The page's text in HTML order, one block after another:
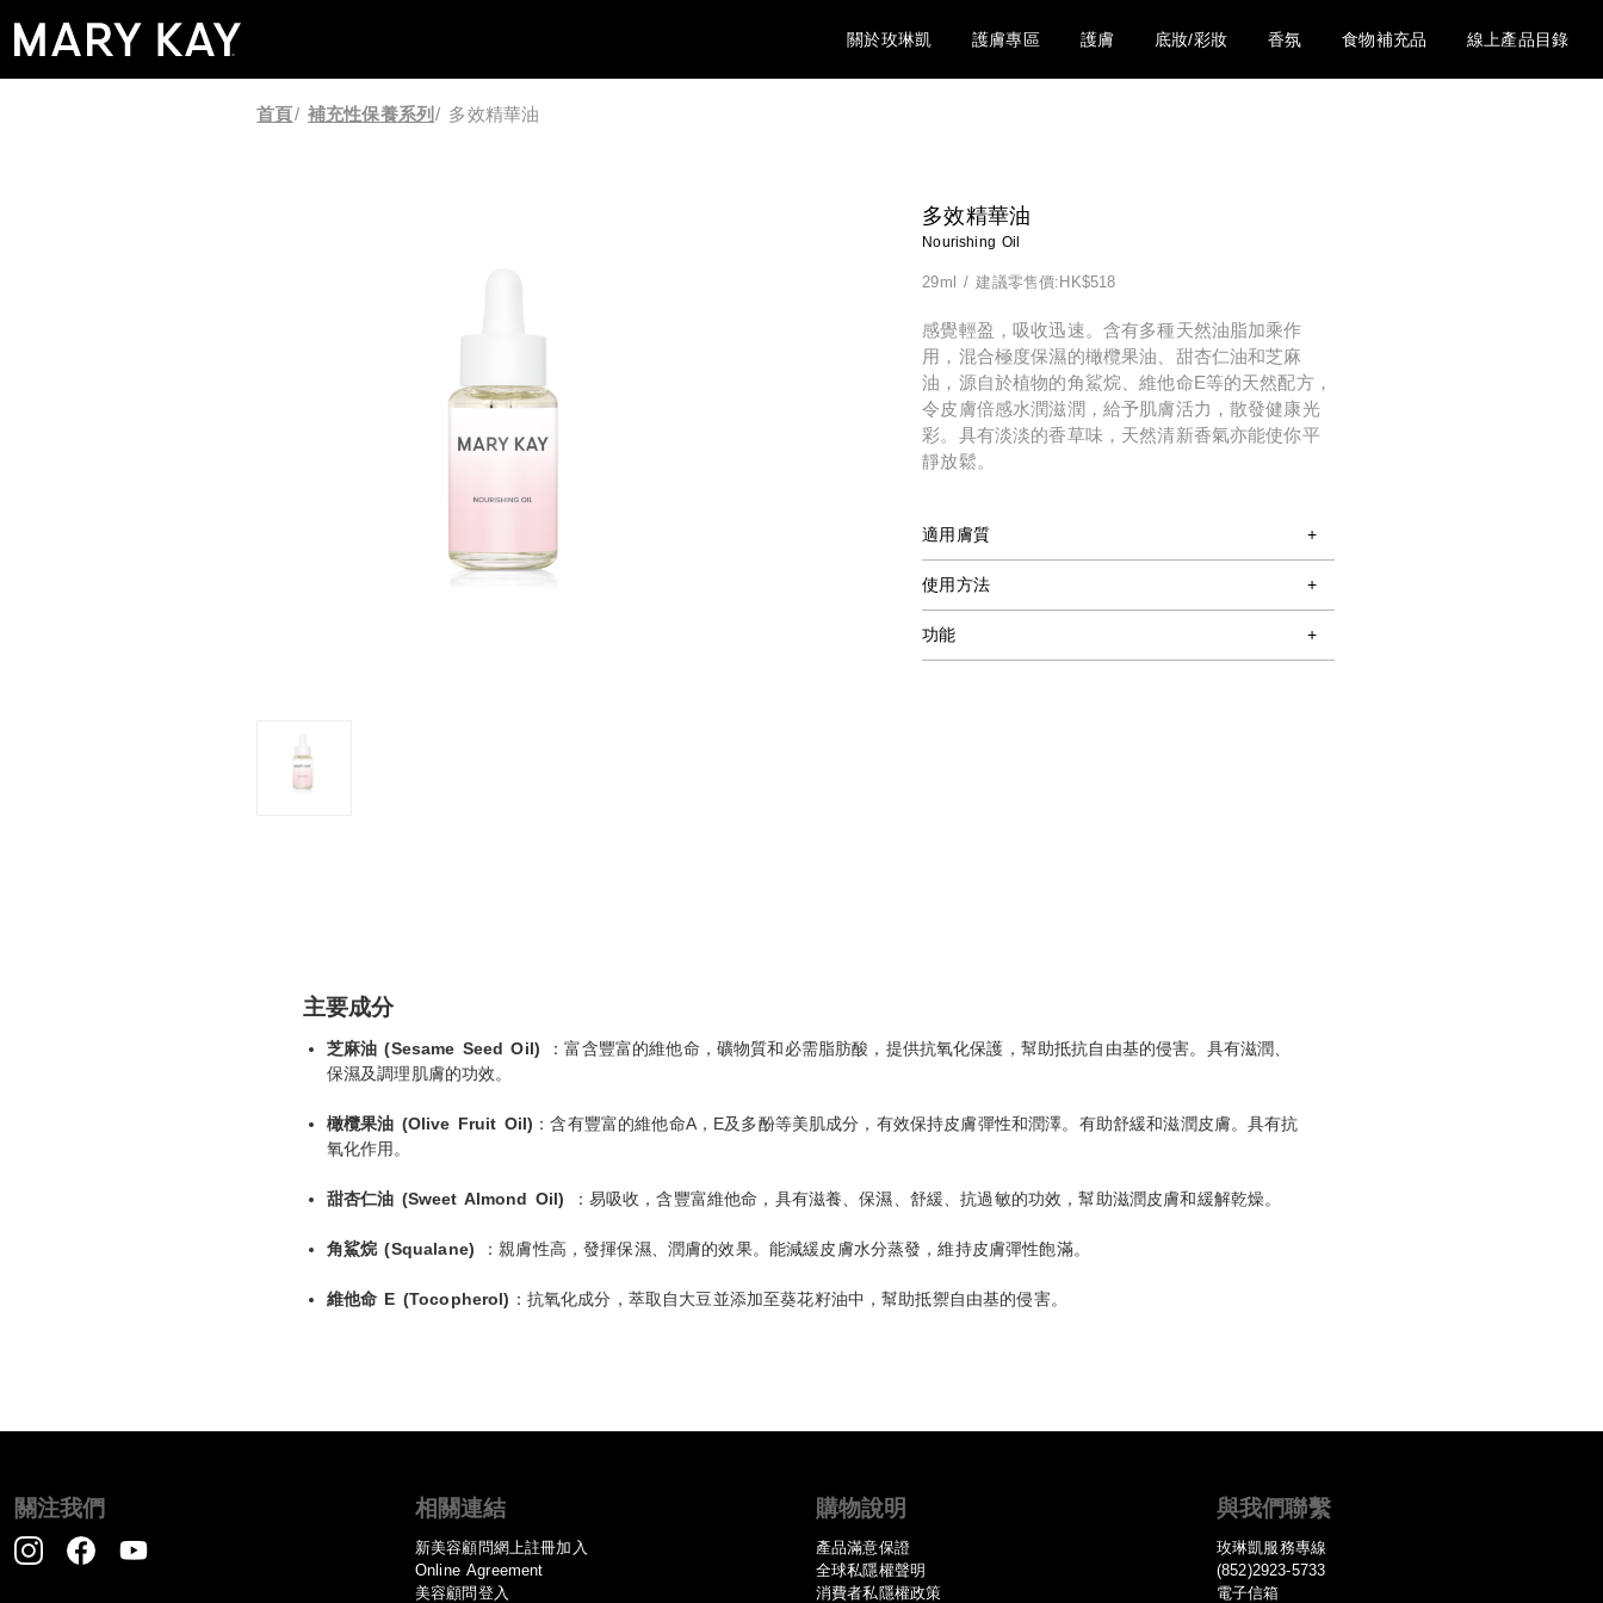
關於玫琳凱 護膚專區 護膚 底妝/彩妝 香氛 食物補充品 線上產品目錄
首頁/ 補充性保養系列 / 多效精華油
多效精華油
Nourishing Oil
29ml / 建議零售價:HK$518
感覺輕盈，吸收迅速。含有多種天然油脂加乘作
用，混合極度保濕的橄欖果油、甜杏仁油和芝麻
油，源自於植物的角鯊烷、維他命E等的天然配方，
令皮膚倍感水潤滋潤，給予肌膚活力，散發健康光
彩。具有淡淡的香草味，天然清新香氣亦能使你平
靜放鬆。
適用膚質
使用方法
功能
主要成分
芝麻油 (Sesame Seed Oil) ：富含豐富的維他命，礦物質和必需脂肪酸，提供抗氧化保護，幫助抵抗自由基的侵害。具有滋潤、
保濕及調理肌膚的功效。
橄欖果油 (Olive Fruit Oil) ：含有豐富的維他命A，E及多酚等美肌成分，有效保持皮膚彈性和潤澤。有助舒緩和滋潤皮膚。具有抗
氧化作用。
甜杏仁油 (Sweet Almond Oil) ：易吸收，含豐富維他命，具有滋養、保濕、舒緩、抗過敏的功效，幫助滋潤皮膚和緩解乾燥。
角鯊烷 (Squalane) ：親膚性高，發揮保濕、潤膚的效果。能減緩皮膚水分蒸發，維持皮膚彈性飽滿。
維他命 E (Tocopherol) ：抗氧化成分，萃取自大豆並添加至葵花籽油中，幫助抵禦自由基的侵害。
關注我們 相關連結
新美容顧問網上註冊加入
Online Agreement
美容顧問登入
購物說明
產品滿意保證
全球私隱權聲明
消費者私隱權政策
與我們聯繫
玫琳凱服務專線
(852)2923-5733
電子信箱